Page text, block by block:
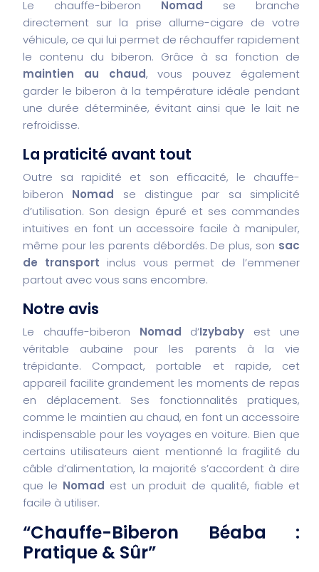
Le chauffe-biberon Nomad se branche
directement sur la prise allume-cigare de votre
véhicule, ce qui lui permet de réchauffer rapidement
le contenu du biberon. Grâce à sa fonction de
maintien au chaud, vous pouvez également
garder le biberon à la température idéale pendant
une durée déterminée, évitant ainsi que le lait ne
refroidisse.
La praticité avant tout
Outre sa rapidité et son efficacité, le chauffe-
biberon Nomad se distingue par sa simplicité
d’utilisation. Son design épuré et ses commandes
intuitives en font un accessoire facile à manipuler,
même pour les parents débordés. De plus, son sac
de transport inclus vous permet de l’emmener
partout avec vous sans encombre.
Notre avis
Le chauffe-biberon Nomad d’Izybaby est une
véritable aubaine pour les parents à la vie
trépidante. Compact, portable et rapide, cet
appareil facilite grandement les moments de repas
en déplacement. Ses fonctionnalités pratiques,
comme le maintien au chaud, en font un accessoire
indispensable pour les voyages en voiture. Bien que
certains utilisateurs aient mentionné la fragilité du
câble d’alimentation, la majorité s’accordent à dire
que le Nomad est un produit de qualité, fiable et
facile à utiliser.
“Chauffe-Biberon Béaba :
Pratique & Sûr”